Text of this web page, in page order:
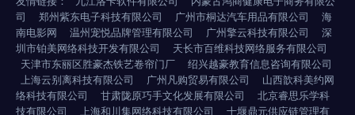
司
郑州紫东电子科技有限公司 广州市桐达汽车用品有限公司
海
南电影网
温州宠悦品牌管理有限公司 广州擎云科技有限公司
深
圳市铂美网络科技开发有限公司
天长市百维科技网络服务有限公司
天津市东丽区胜豪杰铁艺卷帘门厂
绍兴越豪教育信息咨询有限公司
上海云别离科技有限公司
广州凡购贸易有限公司
山西歆科美约网
络科技有限公司
甘肃陇原巧手文化发展有限公司
北京睿思乐学科
技有限公司
上海和川集网络科技有限公司
十堰鼎元供应链管理有